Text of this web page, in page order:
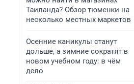
Таиланда? Обзор тюменки на
несколько местных маркетов
Осенние каникулы станут
дольше, а зимние сократят в
новом учебном году: в чём
дело